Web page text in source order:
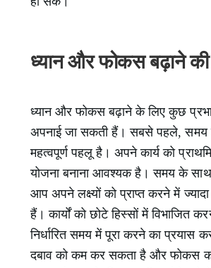
ध्यान और फोकस बढ़ाने की
ध्यान और फोकस बढ़ाने के लिए कुछ
अपनाई जा सकती हैं। सबसे पहले, समय
महत्वपूर्ण पहलू है। अपने कार्य को
योजना बनाना आवश्यक है। समय के
आप अपने लक्ष्यों को प्राप्त करने में
हैं। कार्यों को छोटे हिस्सों में विभाजित
निर्धारित समय में पूरा करने का प्रयास
दबाव को कम कर सकता है और फोकस